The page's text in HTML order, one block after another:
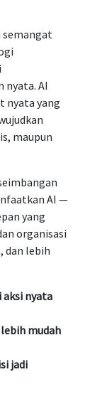
nyata. AI
nyata yang
maupun
AI —
yang
organisasi
dan lebih
aksi nyata
mudah
jadi